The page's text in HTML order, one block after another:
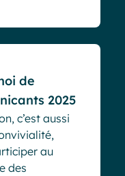
de
2025
c’est aussi
au
des